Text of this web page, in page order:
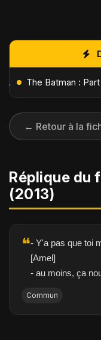
L'Âge de Glace : Le Réveil du Volcan – Manny, Sid et Diego de retour pour une aventure explosive
← Retour à la
Réplique du
(2013)
❝- Y'a pas que toi
[Amel]
- au moins, ça
Commun